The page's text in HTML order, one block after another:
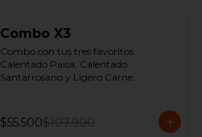
Combo X3
Combo con tus tres favoritos
Calentado Paisa, Calentado
Santarrosano y Ligero Carne.
$55.500$107.900